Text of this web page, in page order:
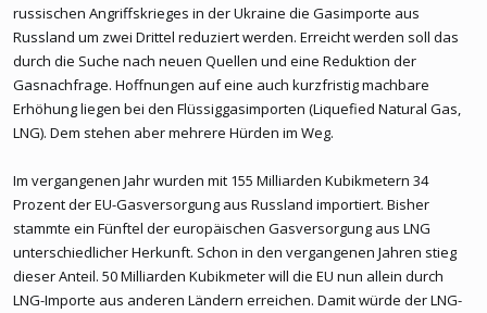
russischen Angriffskrieges in der Ukraine die Gasimporte aus
Russland um zwei Drittel reduziert werden. Erreicht werden soll das
durch die Suche nach neuen Quellen und eine Reduktion der
Gasnachfrage. Hoffnungen auf eine auch kurzfristig machbare
Erhöhung liegen bei den Flüssiggasimporten (Liquefied Natural Gas,
LNG). Dem stehen aber mehrere Hürden im Weg.
Im vergangenen Jahr wurden mit 155 Milliarden Kubikmetern 34
Prozent der EU-Gasversorgung aus Russland importiert. Bisher
stammte ein Fünftel der europäischen Gasversorgung aus LNG
unterschiedlicher Herkunft. Schon in den vergangenen Jahren stieg
dieser Anteil. 50 Milliarden Kubikmeter will die EU nun allein durch
LNG-Importe aus anderen Ländern erreichen. Damit würde der LNG-